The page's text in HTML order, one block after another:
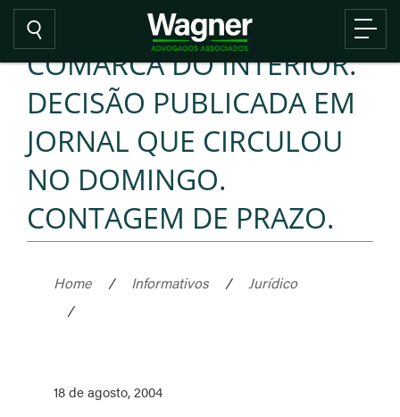
COMARCA DO INTERIOR.
DECISÃO PUBLICADA EM
JORNAL QUE CIRCULOU
NO DOMINGO.
CONTAGEM DE PRAZO.
Home / Informativos /
Jurídico
/
18 de agosto, 2004